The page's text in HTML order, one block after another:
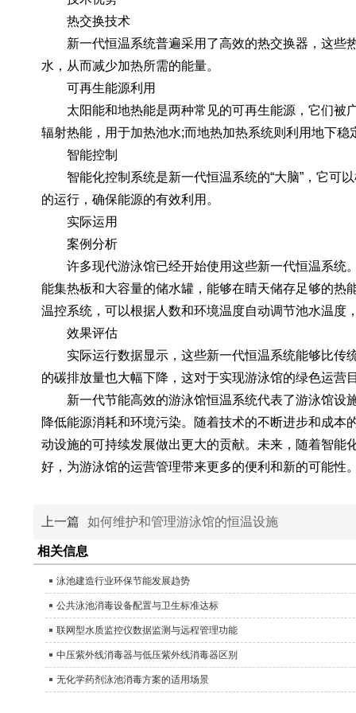
热交换技术
新一代恒温系统普遍采用了高效的热交换器，这些
水，从而减少加热所需的能量。
可再生能源利用
太阳能和地热能是两种常见的可再生能源，它们被
辐射热能，用于加热池水;而地热加热系统则利用地下稳
智能控制
智能化控制系统是新一代恒温系统的“大脑”，它可
的运行，确保能源的有效利用。
实际运用
案例分析
许多现代游泳馆已经开始使用这些新一代恒温系统
能集热板和大容量的储水罐，能够在晴天储存足够的热
温控系统，可以根据人数和环境温度自动调节池水温度
效果评估
实际运行数据显示，这些新一代恒温系统能够比传
的碳排放量也大幅下降，这对于实现游泳馆的绿色运营
新一代节能高效的游泳馆恒温系统代表了游泳馆设
降低能源消耗和环境污染。随着技术的不断进步和成
动设施的可持续发展做出更大的贡献。未来，随着智能
好，为游泳馆的运营管理带来更多的便利和新的可能性
上一篇 如何维护和管理游泳馆的恒温设施
相关信息
泳池建造行业环保节能发展趋势
公共泳池消毒设备配置与卫生标准达标
联网型水质监控仪数据监测与远程管理功能
中压紫外线消毒器与低压紫外线消毒器区别
无化学药剂泳池消毒方案的适用场景